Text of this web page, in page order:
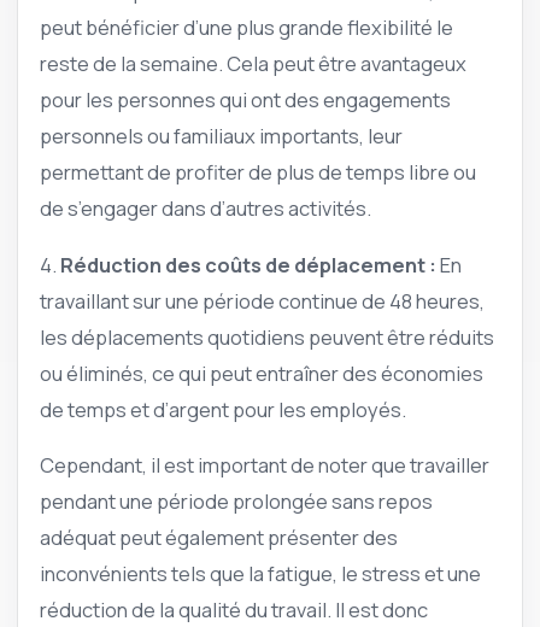
peut bénéficier d’une plus grande flexibilité le
reste de la semaine. Cela peut être avantageux
pour les personnes qui ont des engagements
personnels ou familiaux importants, leur
permettant de profiter de plus de temps libre ou
de s’engager dans d’autres activités.
4. Réduction des coûts de déplacement : En
travaillant sur une période continue de 48 heures,
les déplacements quotidiens peuvent être réduits
ou éliminés, ce qui peut entraîner des économies
de temps et d’argent pour les employés.
Cependant, il est important de noter que travailler
pendant une période prolongée sans repos
adéquat peut également présenter des
inconvénients tels que la fatigue, le stress et une
réduction de la qualité du travail. Il est donc